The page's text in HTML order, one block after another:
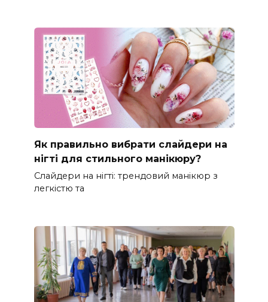
Як правильно вибрати слайдери на
нігті для стильного манікюру?
Слайдери на нігті: трендовий манікюр з
легкістю та